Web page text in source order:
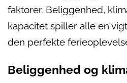
faktorer. Beliggenhed,
kapacitet spiller alle en
den perfekte
Beliggenhed og